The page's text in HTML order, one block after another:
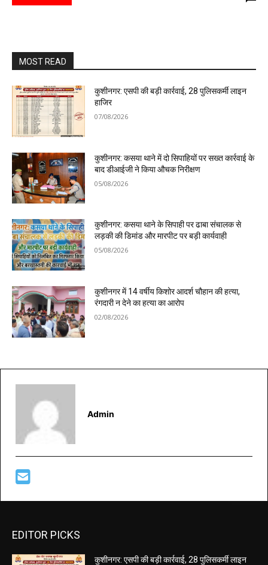
MOST READ
कुशीनगर: एसपी की बड़ी कार्रवाई, 28 पुलिसकर्मी लाइन
हाजिर
07/08/2026
कुशीनगर: कसया थाने में दो सिपाहियों पर सख्त कार्रवाई के
बाद डीआईजी ने किया औचक निरीक्षण
05/08/2026
कुशीनगर: कसया थाने के सिपाही पर ढाबा संचालक से
लड़की की डिमांड और मारपीट पर बड़ी कार्यवाही
05/08/2026
कुशीनगर में 14 वर्षीय किशोर आदर्श चौहान की हत्या,
रंगदारी न देने का हत्या का आरोप
02/08/2026
Admin
EDITOR PICKS
कुशीनगर: एसपी की बड़ी कार्रवाई, 28 पुलिसकर्मी लाइन